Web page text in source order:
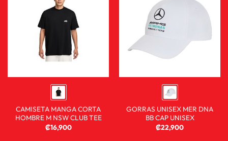
CAMISETA MANGA CORTA
HOMBRE M NSW CLUB TEE
₡16,900
GORRAS UNISEX MER DNA
BB CAP UNISEX
₡22,900